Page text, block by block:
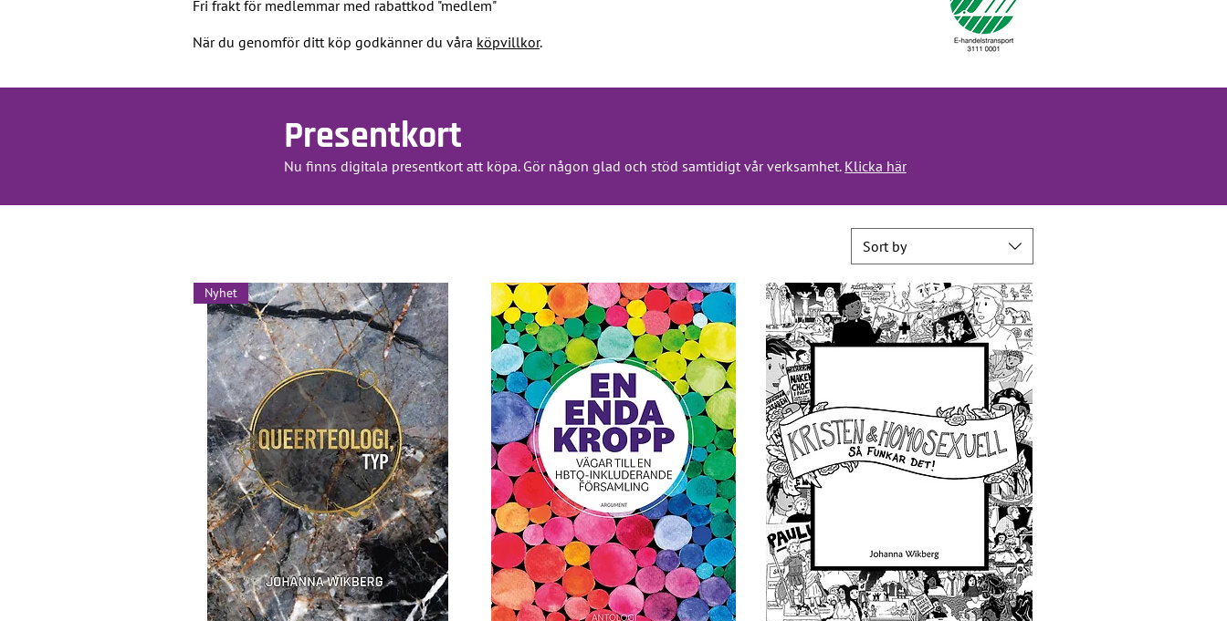
Fri frakt för medlemmar med rabattkod "medlem"
När du genomför ditt köp godkänner du våra köpvillkor.
Presentkort
Nu finns digitala presentkort att köpa. Gör någon glad och stöd samtidigt vår verksamhet. Klicka här
Sort by
Nyhet